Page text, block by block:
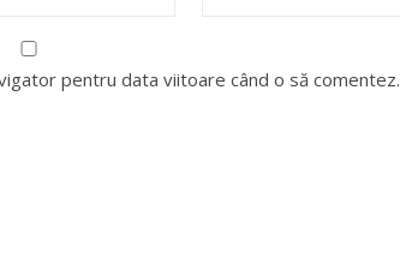
pentru data viitoare când o să comentez.